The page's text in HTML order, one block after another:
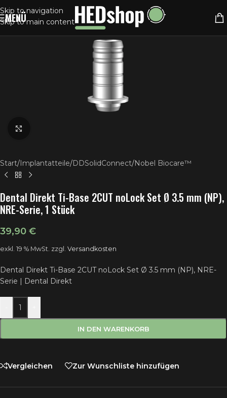
Skip to navigation
Skip to main content
MENÜ
Start/Implantatteile/DDSolidConnect/Nobel Biocare™
Dental Direkt Ti-Base 2CUT noLock Set Ø 3.5 mm (NP),
NRE-Serie, 1 Stück
39,90 €
exkl. 19 % MwSt. zzgl. Versandkosten
Dental Direkt Ti-Base 2CUT noLock Set Ø 3.5 mm (NP), NRE-
Serie | Dental Direkt
IN DEN WARENKORB
Vergleichen Zur Wunschliste hinzufügen